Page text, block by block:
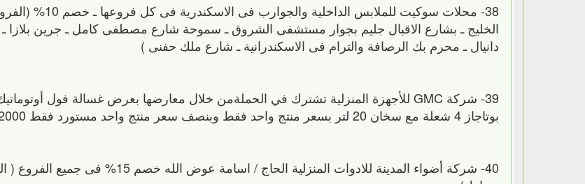
38- محلات سوكيت للملابس
الخليج ـ بشارع الاقبال جليم بجوار مستشفى الشروق ـ سموحة شارع مصطفى كامل ـ جرين بلازا
دانيال ـ محرم بك الرصافة والترام فى الاسكندرانية ـ شارع ملك حفنى )
بوتاجاز 4 شعلة مع سخان 20 لتر بسعر منتج واحد فقط وبنصف سعر منتج واحد مستورد فقط 2000 جنيه
40- شركة أضواء المدينة للادوات المنزلية الحاج /